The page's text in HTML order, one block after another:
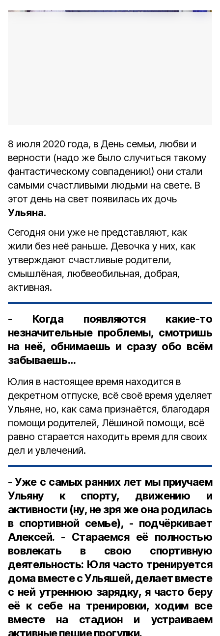
8 июля 2020 года, в День семьи, любви и
верности (надо же было случиться такому
фантастическому совпадению!) они стали
самыми счастливыми людьми на свете. В
этот день на свет появилась их дочь
Ульяна.
Сегодня они уже не представляют, как
жили без неё раньше. Девочка у них, как
утверждают счастливые родители,
смышлёная, любвеобильная, добрая,
активная.
- Когда появляются какие-то
незначительные проблемы, смотришь
на неё, обнимаешь и сразу обо всём
забываешь…
Юлия в настоящее время находится в
декретном отпуске, всё своё время уделяет
Ульяне, но, как сама признаётся, благодаря
помощи родителей, Лёшиной помощи, всё
равно старается находить время для своих
дел и увлечений.
- Уже с самых ранних лет мы приучаем
Ульяну к спорту, движению и
активности (ну, не зря же она родилась
в спортивной семье), - подчёркивает
Алексей. - Стараемся её полностью
вовлекать в свою спортивную
деятельность: Юля часто тренируется
дома вместе с Ульяшей, делает вместе
с ней утреннюю зарядку, я часто беру
её к себе на тренировки, ходим все
вместе на стадион и устраиваем
активные пешие прогулки.